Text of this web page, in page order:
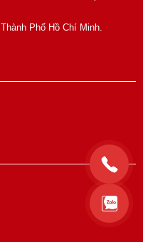
Phố Hồ Chí Minh.